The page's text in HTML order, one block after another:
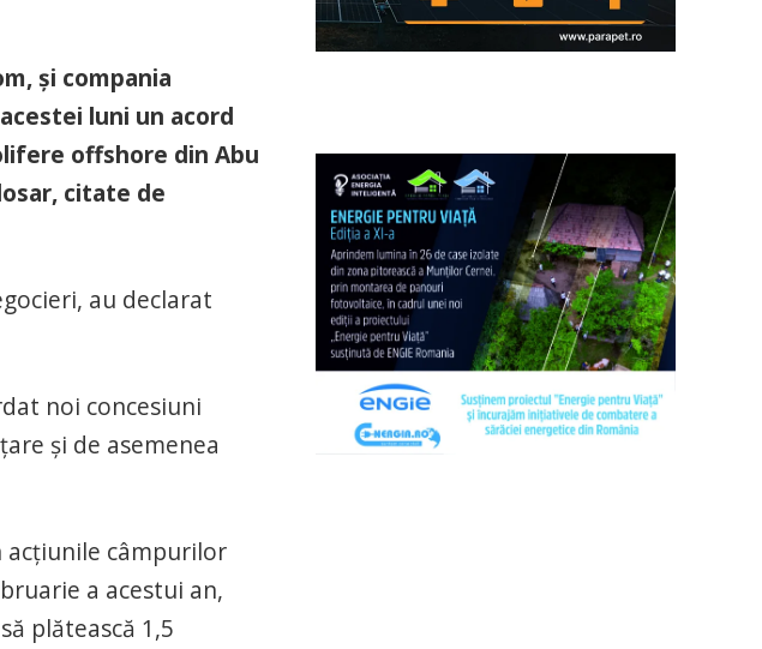
şi compania
luni un acord
offshore din Abu
citate de
au declarat
noi concesiuni
şi de asemenea
acţiunile câmpurilor
a acestui an,
plătească 1,5